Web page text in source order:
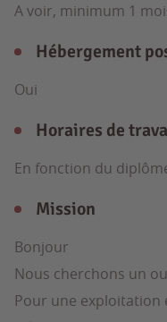
A voir, minimum 1
Hébergement
Oui
Horaires de
En fonction du
Mission
Bonjour
Nous cherchons un
Pour une exploitation